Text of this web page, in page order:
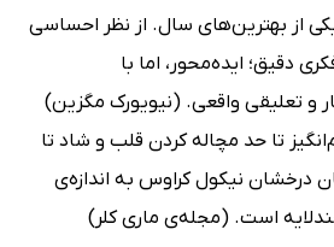
از بهترین‌های سال. از نظر احساسی
دقیق؛ ایده‌محور، اما با
و تعلیقی واقعی. (نیویورک مگزین)
تا حد مچاله کردن قلب و شاد تا
درخشان نیکول کراوس به اندازه‌ی
است. (مجله‌ی ماری کلر)